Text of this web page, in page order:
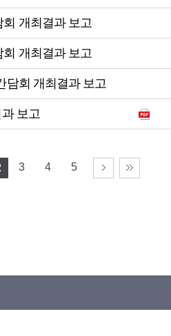
개최결과 보고
개최결과 보고
담회 개최결과 보고
보고
3 4 5